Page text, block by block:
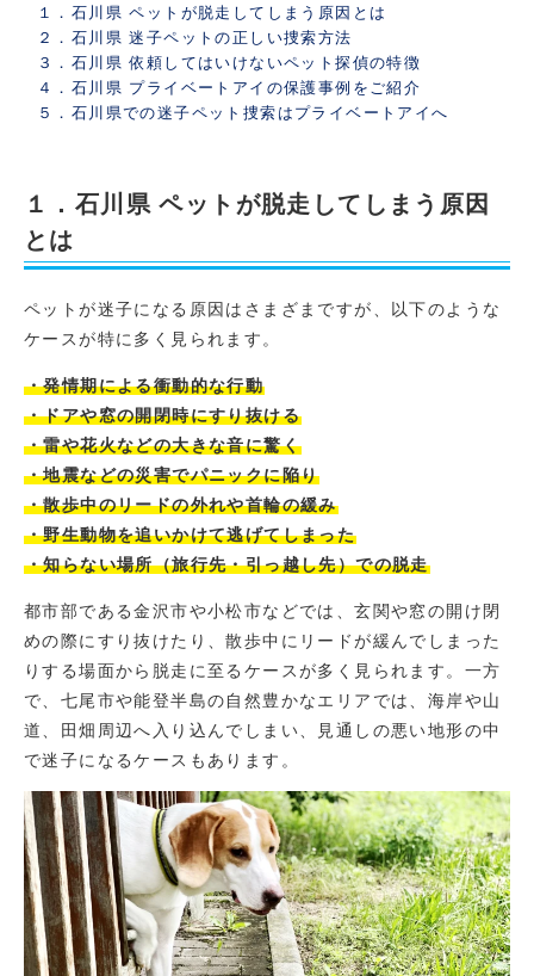
１．石川県 ペットが脱走してしまう原因とは
２．石川県 迷子ペットの正しい捜索方法
３．石川県 依頼してはいけないペット探偵の特徴
４．石川県 プライベートアイの保護事例をご紹介
５．石川県での迷子ペット捜索はプライベートアイへ
１．石川県 ペットが脱走してしまう原因
とは
ペットが迷子になる原因はさまざまですが、以下のような
ケースが特に多く見られます。
・発情期による衝動的な行動
・ドアや窓の開閉時にすり抜ける
・雷や花火などの大きな音に驚く
・地震などの災害でパニックに陥り
・散歩中のリードの外れや首輪の緩み
・野生動物を追いかけて逃げてしまった
・知らない場所（旅行先・引っ越し先）での脱走
都市部である金沢市や小松市などでは、玄関や窓の開け閉
めの際にすり抜けたり、散歩中にリードが緩んでしまった
りする場面から脱走に至るケースが多く見られます。一方
で、七尾市や能登半島の自然豊かなエリアでは、海岸や山
道、田畑周辺へ入り込んでしまい、見通しの悪い地形の中
で迷子になるケースもあります。